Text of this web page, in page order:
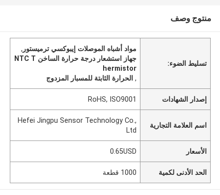
منتوج وصف
تسليط الضوء:
مواد أشباه الموصلات إيبوكسي ترميستور ,
جهاز استشعار درجة حرارة الساخن NTC T
hermistor
,الحرارة الثابتة للمسبار المزدوج
إصدار الشهادات RoHS, ISO9001
اسم العلامة التجارية
Hefei Jingpu Sensor Technology Co.,
Ltd
الأسعار 0.65USD
الحد الأدنى لكمية 1000 قطعة